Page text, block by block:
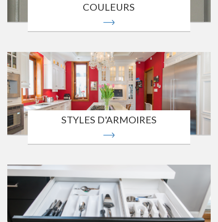
COULEURS
STYLES D'ARMOIRES